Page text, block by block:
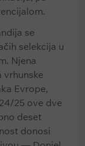
se
selekcija u
Njena
vrhunske
Evrope,
25 ove dve
deset
donosi